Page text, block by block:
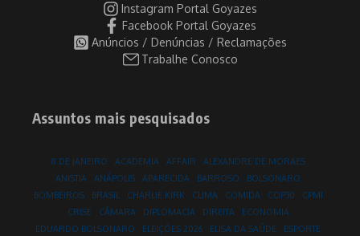
Instagram Portal Goyazes
Facebook Portal Goyazes
Anúncios / Denúncias / Reclamações
Trabalhe Conosco
Assuntos mais pesquisados
8 DE JANEIRO ACADEMIA AFFAIR
ALEXANDRE DE MORAES
ANISTIA
ANÁPOLIS APARECIDA BARROSO
BOLSONARO
BOMBEIROS
BRASIL CHARLIE KIRK CLIMA COMIDA COP30
CPMI
CRISE
CÂMARA DIPLOMACIA DIREITA
ECONOMIA
EDUARDO BOLSONARO
ELEIÇÕES 2026 ELISA DA SAÚDE
ESPORTE